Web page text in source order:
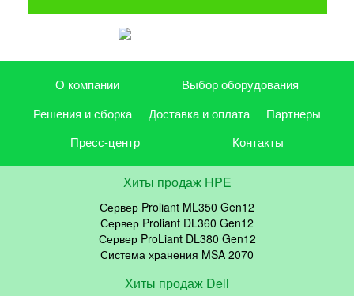
О компании
Выбор оборудования
Решения и сборка
Доставка и оплата
Партнеры
Пресс-центр
Контакты
Хиты продаж HPE
Сервер Proliant ML350 Gen12
Сервер Proliant DL360 Gen12
Сервер ProLiant DL380 Gen12
Система хранения MSA 2070
Хиты продаж Dell